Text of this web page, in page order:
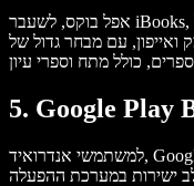
אפל בוקס, לשעבר iBooks, היא פלטפורמה מצוינת ל-iOS ול-Mac. היא
ואייפון, עם מבחר גדול של
5. Google Play
למשתמשי אנדרואיד, Google Play Books מספקת פתרון נוח עם מבחר